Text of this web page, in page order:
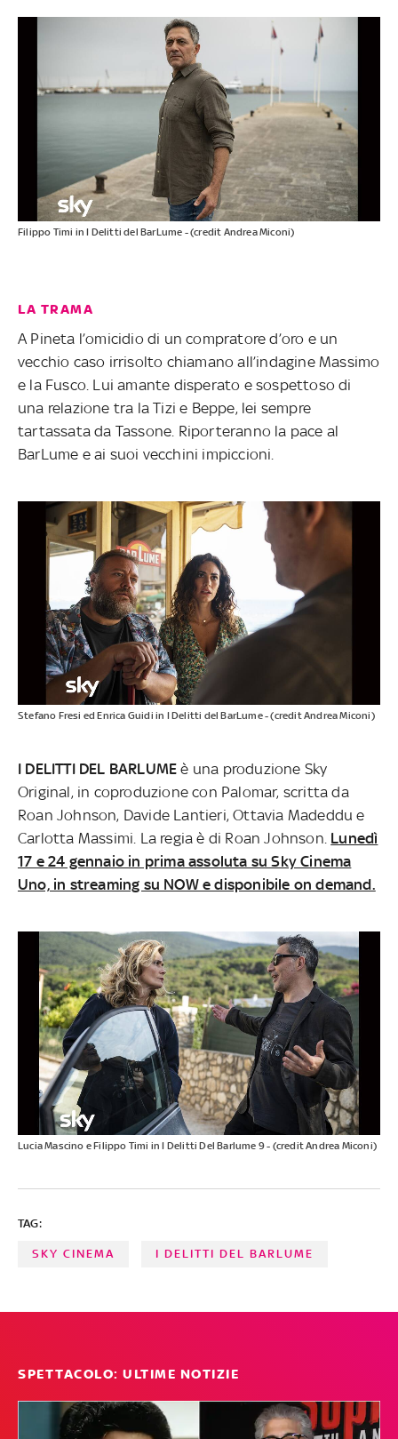
Filippo Timi in I Delitti del BarLume - (credit Andrea Miconi)
LA TRAMA
A Pineta l’omicidio di un compratore d’oro e un
vecchio caso irrisolto chiamano all’indagine Massimo
e la Fusco. Lui amante disperato e sospettoso di
una relazione tra la Tizi e Beppe, lei sempre
tartassata da Tassone. Riporteranno la pace al
BarLume e ai suoi vecchini impiccioni.
Stefano Fresi ed Enrica Guidi in I Delitti del BarLume - (credit Andrea Miconi)
I DELITTI DEL BARLUME è una produzione Sky
Original, in coproduzione con Palomar, scritta da
Roan Johnson, Davide Lantieri, Ottavia Madeddu e
Carlotta Massimi. La regia è di Roan Johnson. Lunedì
17 e 24 gennaio in prima assoluta su Sky Cinema
Uno, in streaming su NOW e disponibile on demand.
Lucia Mascino e Filippo Timi in I Delitti Del Barlume 9 - (credit Andrea Miconi)
TAG:
SKY CINEMA I DELITTI DEL BARLUME
SPETTACOLO: ULTIME NOTIZIE